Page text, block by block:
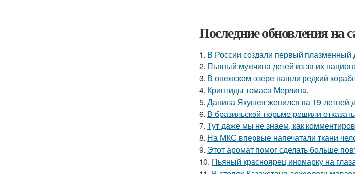
Последние обновления на
1. В России создали первый плазменный
2. Пьяный мужчина детей из-за их
3. В онежском озере нашли редкий
4. Криптиды томаса Мерлина.
5. Данила Якушев женился на 19-летней
6. В бразильской тюрьме решили
7. Тут даже мы не знаем, как
8. На МКС впервые напечатали ткани
9. Этот аромат помог сделать больше
10. Пьяный красноярец иномарку на